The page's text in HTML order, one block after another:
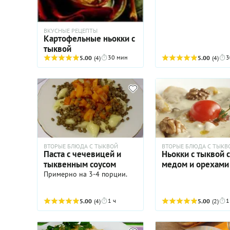
всех клеток в
Плюс мясо этой
Словом, если вы
питанием, берите на
вооружение этот
ВКУСНЫЕ РЕЦЕПТЫ
Картофельные ньокки с
тыквой
5.00 (4) 30 мин 5.00 (4)
ВТОРЫЕ БЛЮДА С ТЫКВОЙ
Паста с чечевицей и
тыквенным соусом
Примерно на 3-4 порции.
5.00 (4) 1 ч
ВТОРЫЕ БЛЮДА С
Ньокки с тыквой с
медом и орехами
5.00 (2)